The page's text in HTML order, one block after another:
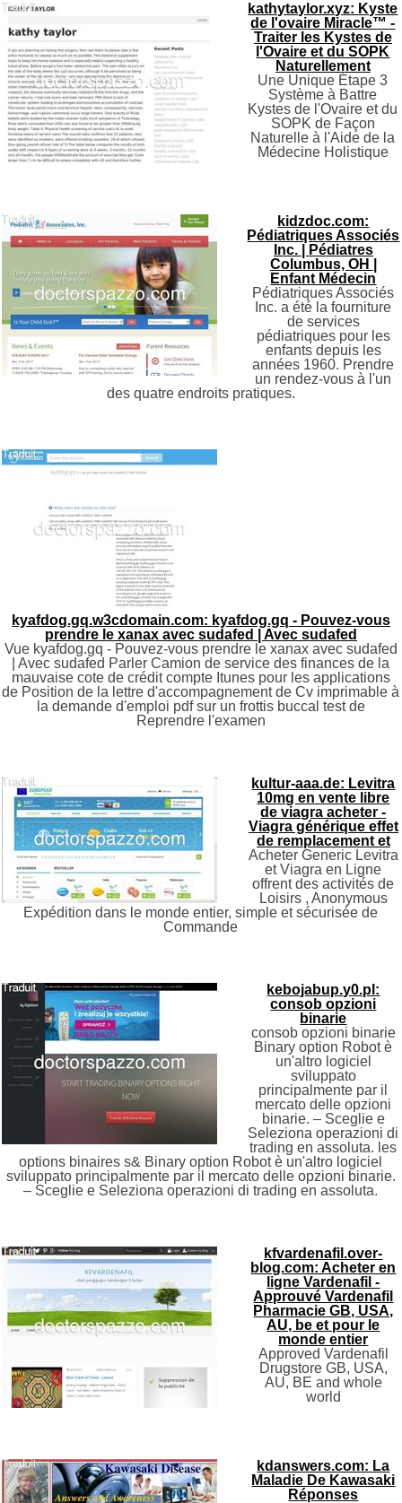
kathytaylor.xyz: Kyste
de l'ovaire Miracle™ -
Traiter les Kystes de
l'Ovaire et du SOPK
Naturellement
Une Unique Étape 3
Système à Battre
Kystes de l'Ovaire et du
SOPK de Façon
Naturelle à l'Aide de la
Médecine Holistique
kidzdoc.com:
Pédiatriques Associés
Inc. | Pédiatres
Columbus, OH |
Enfant Médecin
Pédiatriques Associés
Inc. a été la fourniture
de services
pédiatriques pour les
enfants depuis les
années 1960. Prendre
un rendez-vous à l'un
des quatre endroits pratiques.
kyafdog.gq.w3cdomain.com: kyafdog.gq - Pouvez-vous
prendre le xanax avec sudafed | Avec sudafed
Vue kyafdog.gq - Pouvez-vous prendre le xanax avec sudafed
| Avec sudafed Parler Camion de service des finances de la
mauvaise cote de crédit compte Itunes pour les applications
de Position de la lettre d'accompagnement de Cv imprimable à
la demande d'emploi pdf sur un frottis buccal test de
Reprendre l'examen
kultur-aaa.de: Levitra
10mg en vente libre
de viagra acheter -
Viagra générique effet
de remplacement et
Acheter Generic Levitra
et Viagra en Ligne
offrent des activités de
Loisirs , Anonymous
Expédition dans le monde entier, simple et sécurisée de
Commande
kebojabup.y0.pl:
consob opzioni
binarie
consob opzioni binarie
Binary option Robot è
un'altro logiciel
sviluppato
principalmente par il
mercato delle opzioni
binarie. – Sceglie e
Seleziona operazioni di
trading en assoluta. les
options binaires s& Binary option Robot è un'altro logiciel
sviluppato principalmente par il mercato delle opzioni binarie.
– Sceglie e Seleziona operazioni di trading en assoluta.
kfvardenafil.over-
blog.com: Acheter en
ligne Vardenafil -
Approuvé Vardenafil
Pharmacie GB, USA,
AU, be et pour le
monde entier
Approved Vardenafil
Drugstore GB, USA,
AU, BE and whole
world
kdanswers.com: La
Maladie De Kawasaki
Réponses